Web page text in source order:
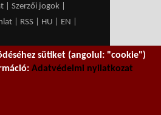
Szerzői jogok
RSS HU EN
MXGuarddog to
sütiket (angolul: "cookie")
Adatvédelmi nyilatkozat